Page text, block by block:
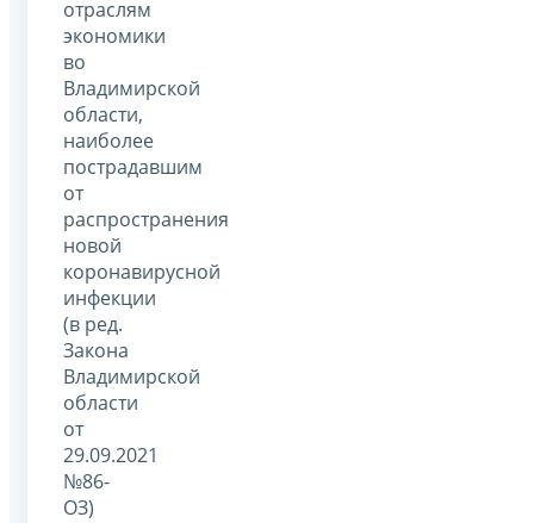
отраслям
экономики
во
Владимирской
области,
наиболее
пострадавшим
от
распространения
новой
коронавирусной
инфекции
(в ред.
Закона
Владимирской
области
от
29.09.2021
№86-
ОЗ)